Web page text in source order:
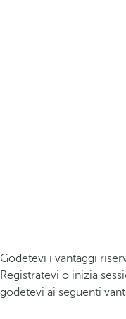
Godetevi i vantaggi
Registratevi o inizia
godetevi ai seguenti